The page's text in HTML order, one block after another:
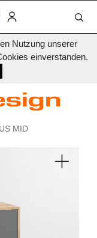
Nutzung unserer
einverstanden.
MID